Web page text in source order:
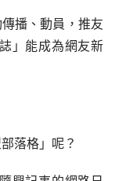
播、動員，推友
」能成為網友新
落格」呢？